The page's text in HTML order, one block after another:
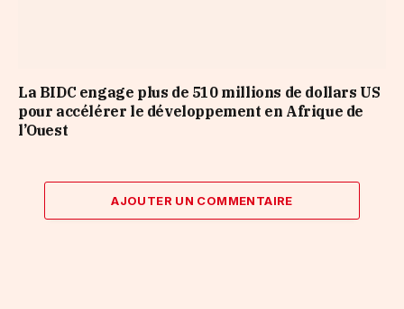
La BIDC engage plus de 510 millions de dollars US
pour accélérer le développement en Afrique de
l’Ouest
AJOUTER UN COMMENTAIRE